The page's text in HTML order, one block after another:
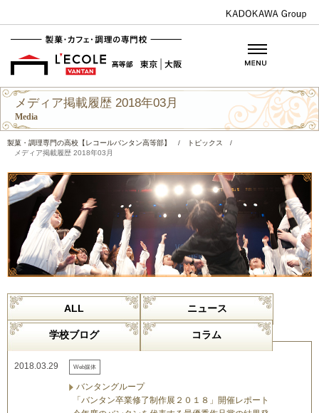
メディア掲載履歴 2018年03月
Media
製菓・調理専門の高校【レコールバンタン高等部】 / トピックス
/
メディア掲載履歴 2018年03月
ALL ニュース
学校ブログ コラム
2018.03.29 Web媒体
バンタングループ
「バンタン卒業修了制作展２０１８」開催レポート